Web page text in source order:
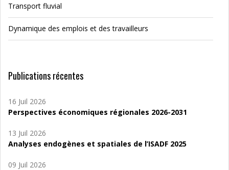
Transport fluvial
Dynamique des emplois et des travailleurs
Publications récentes
16 Juil 2026
Perspectives économiques régionales 2026-2031
13 Juil 2026
Analyses endogènes et spatiales de l’ISADF 2025
09 Juil 2026